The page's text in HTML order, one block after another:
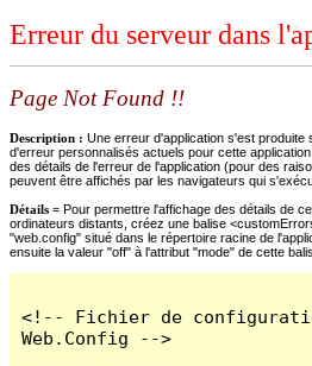
Erreur du serveur dans
Page Not Found !!
Description : Une erreur d'application s'est produite
d'erreur personnalisés actuels pour cette
des détails de l'erreur de l'application (pour des
peuvent être affichés par les navigateurs qui
Détails = Pour permettre l'affichage des détails de
ordinateurs distants, créez une balise
"web.config" situé dans le répertoire racine de
ensuite la valeur "off" à l'attribut "mode" de cette
<!-- Fichier de
Web.Config -->